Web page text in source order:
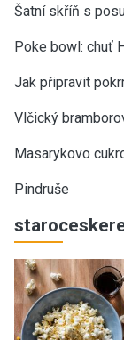
Šatní skříň s
Poke bowl: chuť
Jak připravit
Vlčický
Masarykovo
Pindruše